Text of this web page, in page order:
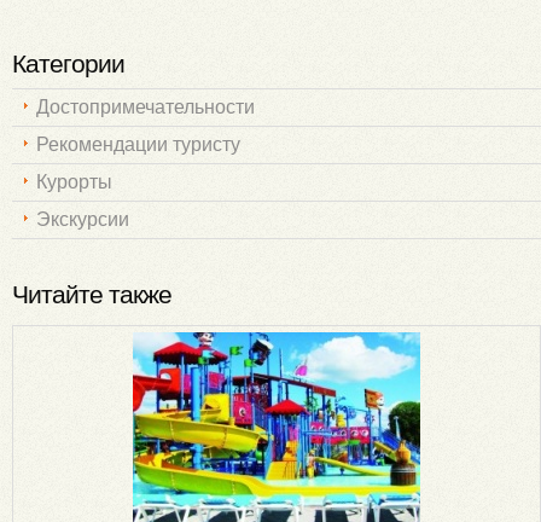
Категории
Достопримечательности
Рекомендации туристу
Курорты
Экскурсии
Читайте также